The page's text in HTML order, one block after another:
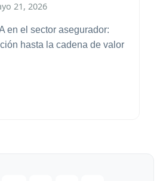
21, 2026
en el sector asegurador:
hasta la cadena de valor